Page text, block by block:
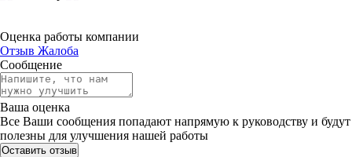
Оценка работы компании
Отзыв Жалоба
Сообщение
Ваша оценка
Все Ваши сообщения попадают напрямую к руководству и будут
полезны для улучшения нашей работы
Оставить отзыв